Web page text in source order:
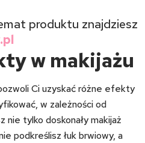
produktu znajdziesz
w makijażu
Ci uzyskać różne efekty
w zależności od
nie tylko doskonały makijaż
podkreślisz łuk brwiowy, a